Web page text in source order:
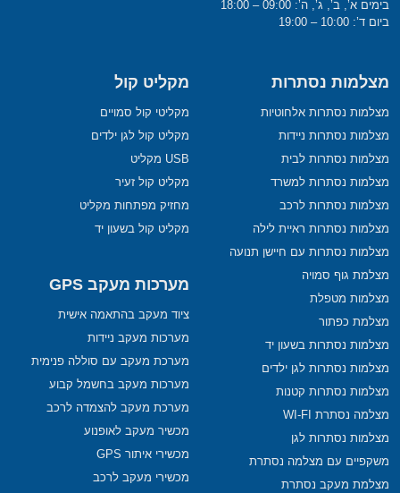
בימים א’, ב’, ג’, ה’: 09:00 – 18:00
ביום ד’: 10:00 – 19:00
מצלמות נסתרות
מצלמות נסתרות אלחוטיות
מצלמות נסתרות ניידות
מצלמות נסתרות לבית
מצלמות נסתרות למשרד
מצלמות נסתרות לרכב
מצלמות נסתרות ראיית לילה
מצלמות נסתרות עם חיישן תנועה
מצלמת גוף סמויה
מצלמות מטפלת
מצלמת כפתור
מצלמות נסתרות בשעון יד
מצלמות נסתרות לגן ילדים
מצלמות נסתרות קטנות
מצלמה נסתרת WI-FI
מצלמות נסתרות לגן
משקפיים עם מצלמה נסתרת
מצלמת מעקב נסתרת
מקליט קול
מקליטי קול סמויים
מקליט קול לגן ילדים
USB מקליט
מקליט קול זעיר
מחזיק מפתחות מקליט
מקליט קול בשעון יד
מערכות מעקב GPS
ציוד מעקב בהתאמה אישית
מערכות מעקב ניידות
מערכת מעקב עם סוללה פנימית
מערכות מעקב בחשמל קבוע
מערכת מעקב להצמדה לרכב
מכשיר מעקב לאופנוע
מכשירי איתור GPS
מכשירי מעקב לרכב